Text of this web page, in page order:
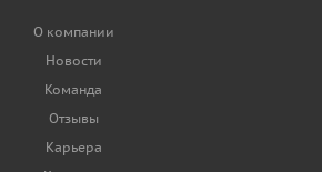
О компании
Новости
Команда
Отзывы
Карьера